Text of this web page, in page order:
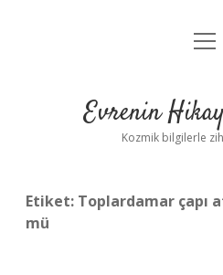
Yasal
Evrenin
Kozmik bilgilerle
Etiket: Toplardamar çapı
mü